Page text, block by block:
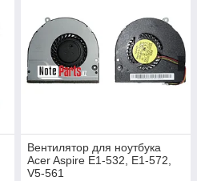
Вентилятор для ноутбука
Acer Aspire E1-532, E1-572,
V5-561